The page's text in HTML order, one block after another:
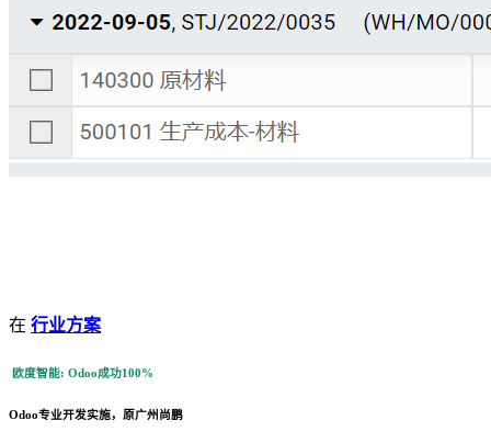
在 行业方案
欧度智能: Odoo成功100%
Odoo专业开发实施，原广州尚鹏